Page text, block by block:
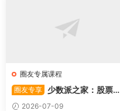
圈友专属课程
圈友专享
少数派之家：股票操
作系统—从入门到精通
2026-07-09